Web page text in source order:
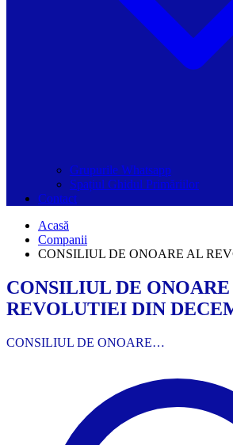
Grupurile Whatsapp
Spațiul Ghidul Primăriilor
Contact
Acasă
Companii
CONSILIUL DE ONOARE AL
CONSILIUL DE
REVOLUTIEI DIN
CONSILIUL DE ONOARE…